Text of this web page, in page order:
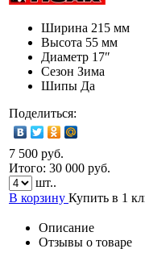
Ширина 215 мм
Высота 55 мм
Диаметр 17″
Сезон Зима
Шипы Да
Поделиться:
7 500 руб.
Итого: 30 000 руб.
шт..
В корзину Купить в 1
Описание
Отзывы о товаре